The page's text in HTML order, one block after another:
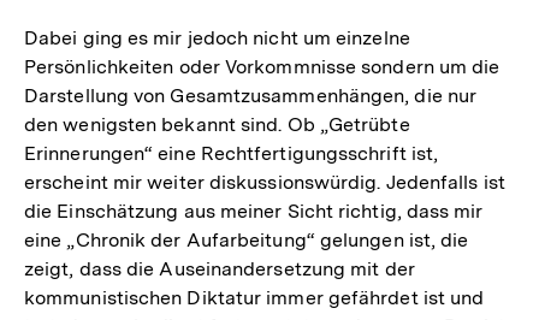
Dabei ging es mir jedoch nicht um einzelne
Persönlichkeiten oder Vorkommnisse sondern um die
Darstellung von Gesamtzusammenhängen, die nur
den wenigsten bekannt sind. Ob „Getrübte
Erinnerungen“ eine Rechtfertigungsschrift ist,
erscheint mir weiter diskussionswürdig. Jedenfalls ist
die Einschätzung aus meiner Sicht richtig, dass mir
eine „Chronik der Aufarbeitung“ gelungen ist, die
zeigt, dass die Auseinandersetzung mit der
kommunistischen Diktatur immer gefährdet ist und